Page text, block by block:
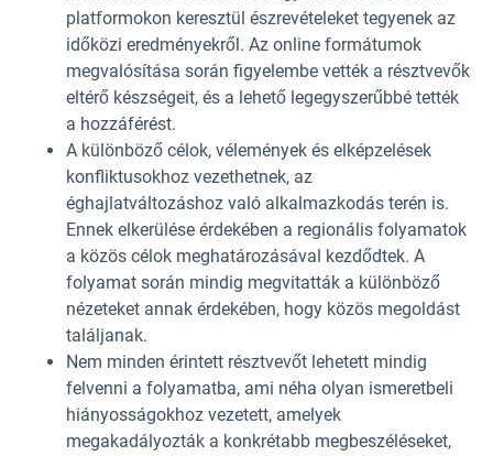
platformokon keresztül észrevételeket tegyenek az
időközi eredményekről. Az online formátumok
megvalósítása során figyelembe vették a résztvevők
eltérő készségeit, és a lehető legegyszerűbbé tették
a hozzáférést.
A különböző célok, vélemények és elképzelések
konfliktusokhoz vezethetnek, az
éghajlatváltozáshoz való alkalmazkodás terén is.
Ennek elkerülése érdekében a regionális folyamatok
a közös célok meghatározásával kezdődtek. A
folyamat során mindig megvitatták a különböző
nézeteket annak érdekében, hogy közös megoldást
találjanak.
Nem minden érintett résztvevőt lehetett mindig
felvenni a folyamatba, ami néha olyan ismeretbeli
hiányosságokhoz vezetett, amelyek
megakadályozták a konkrétabb megbeszéléseket,